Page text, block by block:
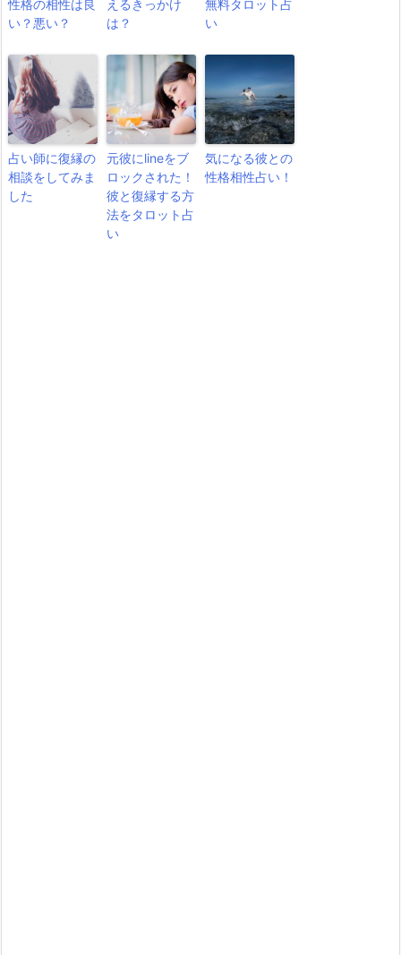
性格の相性は良
い？悪い？
えるきっかけ
は？
無料タロット占
い
占い師に復縁の
相談をしてみま
した
元彼にlineをブ
ロックされた！
彼と復縁する方
法をタロット占
い
気になる彼との
性格相性占い！